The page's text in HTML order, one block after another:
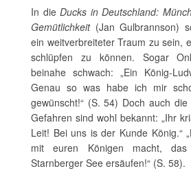
In dieDucks in Deutschland:
Gemütlichkeit (Jan Gulbrannson)
ein weitverbreiteter Traum zu sein,
schlüpfen zu können. Sogar
beinahe schwach: „Ein König-
Genau so was habe ich mir
gewünscht!“ (S. 54) Doch auch
Gefahren sind wohl bekannt: „Ihr
Leit! Bei uns is der Kunde König.“
mit euren Königen macht, das
Starnberger See ersäufen!“ (S. 58).